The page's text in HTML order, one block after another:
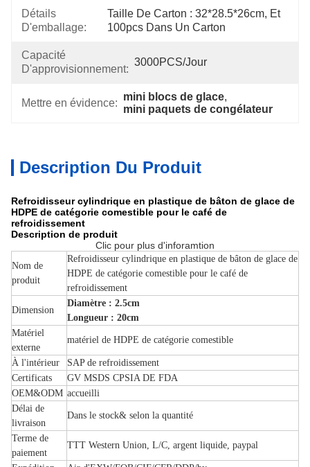
Détails
D'emballage:
Taille De Carton : 32*28.5*26cm, Et
100pcs Dans Un Carton
Capacité
D'approvisionnement:
3000PCS/jour
Mettre en évidence:
mini blocs de glace,
mini paquets de congélateur
Description Du Produit
Refroidisseur cylindrique en plastique de bâton de glace de
HDPE de catégorie comestible pour le café de
refroidissement
Description de produit
Clic pour plus d'inforamtion
Nom de
produit
Refroidisseur cylindrique en plastique de bâton de glace de
HDPE de catégorie comestible pour le café de
refroidissement
Dimension
Diamètre : 2.5cm
Longueur : 20cm
Matériel
externe
matériel de HDPE de catégorie comestible
À l'intérieur
SAP de refroidissement
Certificats
GV MSDS CPSIA DE FDA
OEM&ODM accueilli
Délai de
livraison
Dans le stock& selon la quantité
Terme de
paiement
TTT Western Union, L/C, argent liquide, paypal